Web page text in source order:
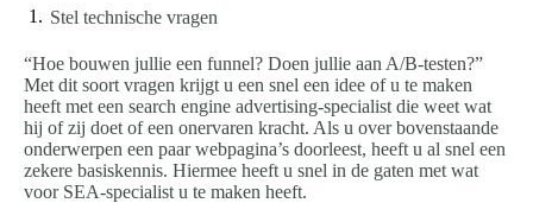
Stel technische vragen
“Hoe bouwen jullie een funnel? Doen jullie aan A/B-testen?”
Met dit soort vragen krijgt u een snel een idee of u te maken
heeft met een search engine advertising-specialist die weet wat
hij of zij doet of een onervaren kracht. Als u over bovenstaande
onderwerpen een paar webpagina’s doorleest, heeft u al snel een
zekere basiskennis. Hiermee heeft u snel in de gaten met wat
voor SEA-specialist u te maken heeft.